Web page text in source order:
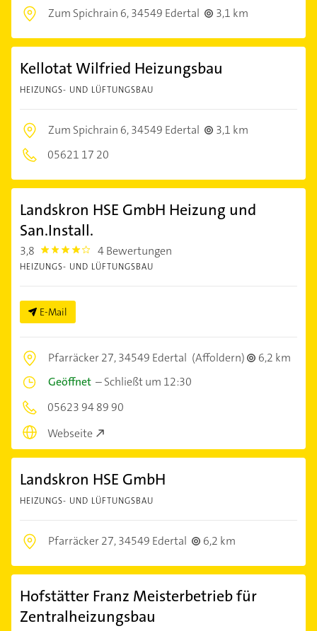
Zum Spichrain 6,34549 Edertal 3,1 km
Kellotat Wilfried Heizungsbau
HEIZUNGS- UND LÜFTUNGSBAU
Zum Spichrain 6,34549 Edertal
3,1 km
05621 17 20
Landskron HSE GmbH Heizung und
San.Install.
3,8 3.8 4 Bewertungen
HEIZUNGS- UND LÜFTUNGSBAU
E-Mail
Pfarräcker 27,34549 Edertal (Affoldern)
6,2 km
Geöffnet –Schließt um 12:30
05623 94 89 90
Webseite
Landskron HSE GmbH
HEIZUNGS- UND LÜFTUNGSBAU
Pfarräcker 27,34549 Edertal 6,2 km
Hofstätter Franz Meisterbetrieb für
Zentralheizungsbau